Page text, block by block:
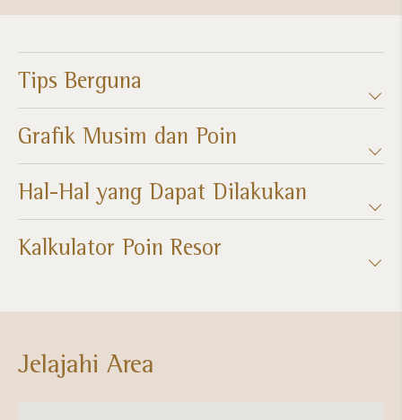
Tips Berguna
Grafik Musim dan Poin​
Hal-Hal yang Dapat Dilakukan
Kalkulator Poin Resor​
Jelajahi Area